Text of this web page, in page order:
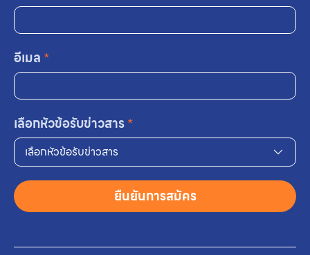
อีเมล *
เลือกหัวข้อรับข่าวสาร*
เลือกหัวข้อรับข่าวสาร
ยืนยันการสมัคร